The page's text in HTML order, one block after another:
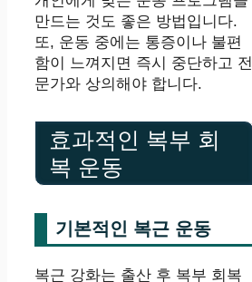
만드는 것도 좋은 방법입니다.
또, 운동 중에는 통증이나 불편
함이 느껴지면 즉시 중단하고 전
문가와 상의해야 합니다.
효과적인 복부 회
복 운동
기본적인 복근 운동
복근 강화는 출산 후 복부 회복